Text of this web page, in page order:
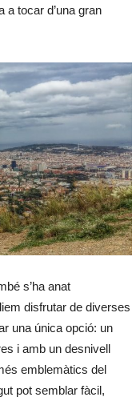
a tocar d’una gran
s’ha anat
disfrutar de diverses
una única opció: un
i amb un desnivell
emblemàtics del
pot semblar fàcil,